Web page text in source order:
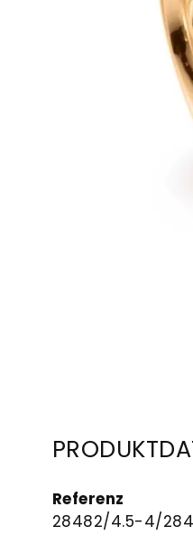
Referenz
28482/4.5-4/